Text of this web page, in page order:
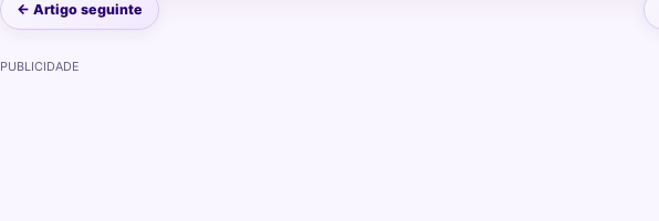
← Artigo seguinte
PUBLICIDADE